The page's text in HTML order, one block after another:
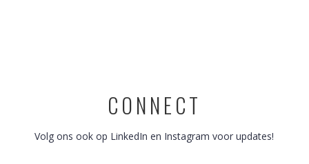
CONNECT
Volg ons ook op LinkedIn en Instagram voor updates!